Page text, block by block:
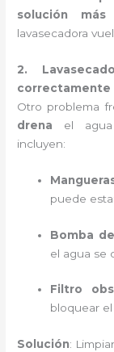
solución más
lavasecadora
2.
correctamente
Otro problema
drena el agua
incluyen:
puede
Bomba
el agua se
Filtro
bloquear
Solución: